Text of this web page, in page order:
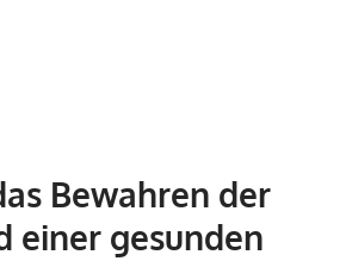
Bewahren der
einer gesunden